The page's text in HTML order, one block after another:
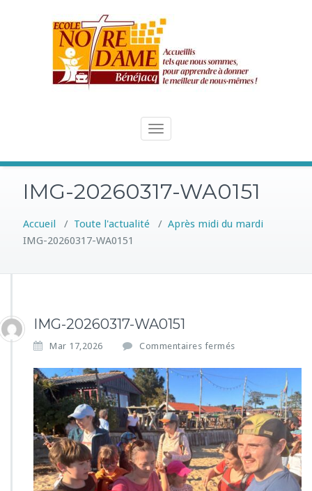
Toggle
IMG-20260317-WA0151
Accueil / Toute l'actualité / Après midi du mardi
IMG-20260317-WA0151
IMG-20260317-WA0151
Mar 17,2026 Commentaires fermés
I
M
G
-
2
0
2
6